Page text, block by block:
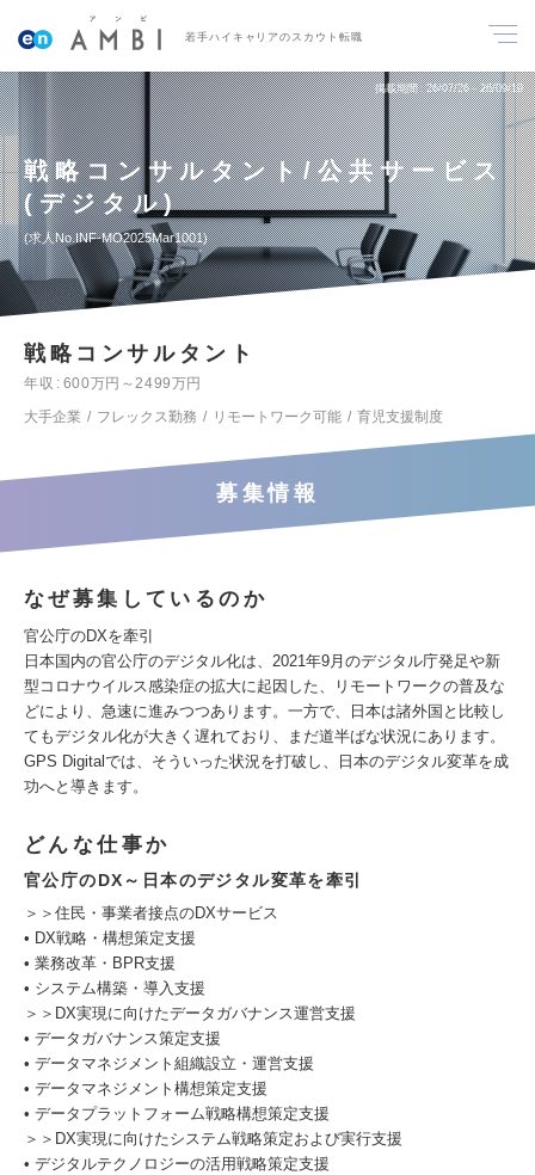
若手ハイキャリアのスカウト転職
掲載期間 26/07/26～26/09/19
戦略コンサルタント/公共サービス
(デジタル)
求人No.INF-MO2025Mar1001
戦略コンサルタント
年収
600万円～2499万円
大手企業
フレックス勤務 リモートワーク可能 育児支援制度
募集情報
なぜ募集しているのか
官公庁のDXを牽引
日本国内の官公庁のデジタル化は、2021年9月のデジタル庁発足や新
型コロナウイルス感染症の拡大に起因した、リモートワークの普及な
どにより、急速に進みつつあります。一方で、日本は諸外国と比較し
てもデジタル化が大きく遅れており、まだ道半ばな状況にあります。
GPS Digitalでは、そういった状況を打破し、日本のデジタル変革を成
功へと導きます。
どんな仕事か
官公庁のDX～日本のデジタル変革を牽引
＞＞住民・事業者接点のDXサービス
• DX戦略・構想策定支援
• 業務改革・BPR支援
• システム構築・導入支援
＞＞DX実現に向けたデータガバナンス運営支援
• データガバナンス策定支援
• データマネジメント組織設立・運営支援
• データマネジメント構想策定支援
• データプラットフォーム戦略構想策定支援
＞＞DX実現に向けたシステム戦略策定および実行支援
• デジタルテクノロジーの活用戦略策定支援